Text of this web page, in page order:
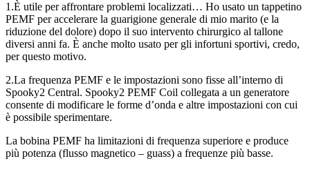
1.È utile per affrontare problemi localizzati… Ho usato un tappetino
PEMF per accelerare la guarigione generale di mio marito (e la
riduzione del dolore) dopo il suo intervento chirurgico al tallone
diversi anni fa. È anche molto usato per gli infortuni sportivi, credo,
per questo motivo.
2.La frequenza PEMF e le impostazioni sono fisse all’interno di
Spooky2 Central. Spooky2 PEMF Coil collegata a un generatore
consente di modificare le forme d’onda e altre impostazioni con cui
è possibile sperimentare.
La bobina PEMF ha limitazioni di frequenza superiore e produce
più potenza (flusso magnetico – guass) a frequenze più basse.